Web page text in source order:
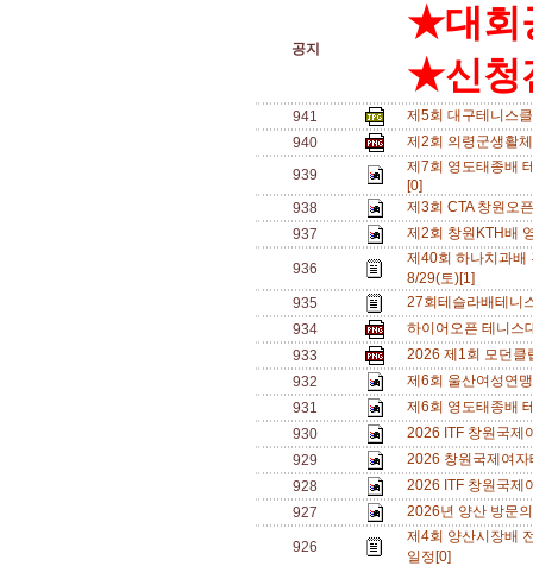
공지
★대회
★신청
941
제5회 대구테니스
940
제2회 의령군생활
939
제7회 영도태종배
[0]
938
제3회 CTA 창원오
937
제2회 창원KTH배
936
제40회 하나치과배
8/29(토)[1]
935
27회테슬라배테니
934
하이어오픈 테니스
933
2026 제1회 모던
932
제6회 울산여성연
931
제6회 영도태종배
930
2026 ITF 창원국제
929
2026 창원국제여
928
2026 ITF 창원국제
927
2026년 양산 방문
926
제4회 양산시장배
일정[0]